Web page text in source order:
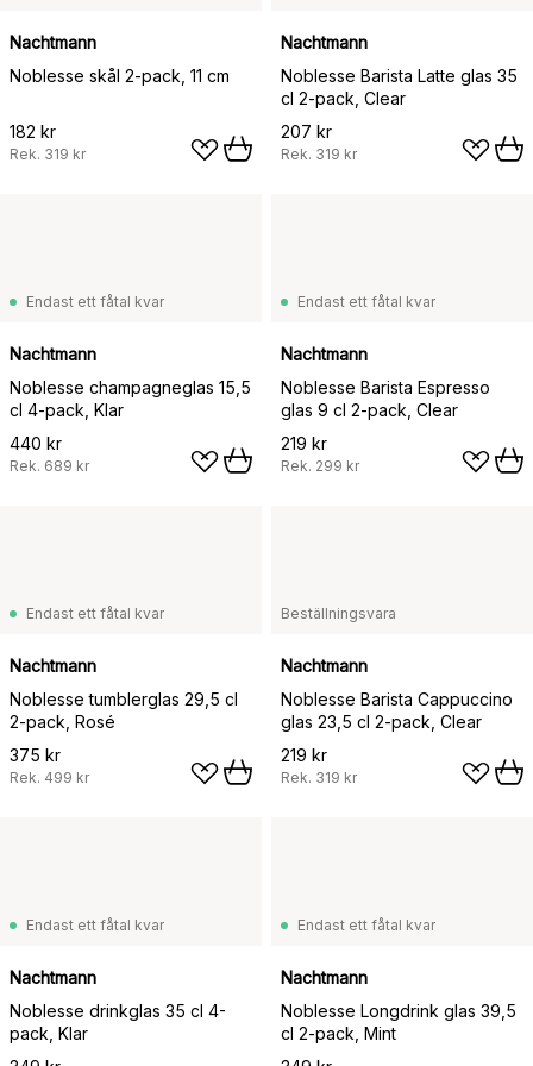
Nachtmann
Noblesse skål 2-pack, 11 cm
182 kr
Rek. 319 kr
Nachtmann
Noblesse Barista Latte glas 35
cl 2-pack, Clear
207 kr
Rek. 319 kr
Endast ett fåtal kvar
Nachtmann
Noblesse champagneglas 15,5
cl 4-pack, Klar
440 kr
Rek. 689 kr
Endast ett fåtal kvar
Nachtmann
Noblesse Barista Espresso
glas 9 cl 2-pack, Clear
219 kr
Rek. 299 kr
Endast ett fåtal kvar
Nachtmann
Noblesse tumblerglas 29,5 cl
2-pack, Rosé
375 kr
Rek. 499 kr
Beställningsvara
Nachtmann
Noblesse Barista Cappuccino
glas 23,5 cl 2-pack, Clear
219 kr
Rek. 319 kr
Endast ett fåtal kvar
Nachtmann
Noblesse drinkglas 35 cl 4-
pack, Klar
Endast ett fåtal kvar
Nachtmann
Noblesse Longdrink glas 39,5
cl 2-pack, Mint